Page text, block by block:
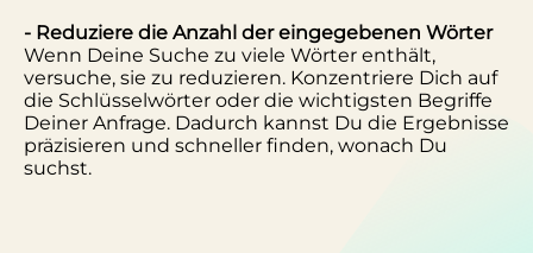
- Reduziere die Anzahl der eingegebenen Wörter
Wenn Deine Suche zu viele Wörter enthält,
versuche, sie zu reduzieren. Konzentriere Dich auf
die Schlüsselwörter oder die wichtigsten Begriffe
Deiner Anfrage. Dadurch kannst Du die Ergebnisse
präzisieren und schneller finden, wonach Du
suchst.